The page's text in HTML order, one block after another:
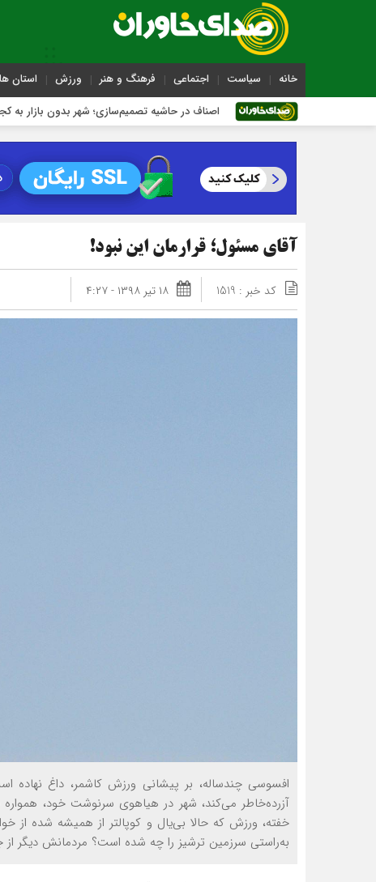
خانه سیاست اجتماعی فرهنگ و هنر ورزش استان ها
اصناف در حاشیه تصمیم‌سازی؛ شهر بدون بازار به کجا می‌رسد؟
آقای مسئول؛ قرارمان این نبود!
کد خبر : 1519 ۱۸ تیر ۱۳۹۸ - ۴:۲۷
افسوسی چندساله، بر پیشانی ورزش کاشمر، داغ
آزرده‌خاطر می‌کند، شهر در هیاهوی سرنوشت خود،
خفته، ورزش که حالا بی‌یال و کوپال‏تر از همیشه شده از
به‌راستی سرزمین ترشیز را چه شده است؟ مردمانش دیگر